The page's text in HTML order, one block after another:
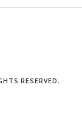
RESERVED.